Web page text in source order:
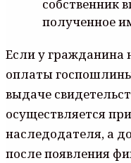
собственник
полученное
Если у гражданина
оплаты
выдаче
осуществляется
наследодателя, а
после появления